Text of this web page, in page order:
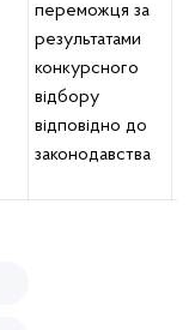
переможця за
результатами
конкурсного
відбору
відповідно до
законодавства